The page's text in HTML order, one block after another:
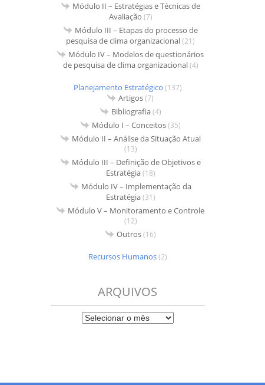
Módulo II – Estratégias e Técnicas de
Avaliação (7)
Módulo III – Etapas do processo de
pesquisa de clima organizacional(21)
Módulo IV – Modelos de questionários
de pesquisa de clima organizacional(4)
Planejamento Estratégico (137)
Artigos(7)
Bibliografia(4)
Módulo I – Conceitos(35)
Módulo II – Análise da Situação Atual
(13)
Módulo III – Definição de Objetivos e
Estratégia(18)
Módulo IV – Implementação da
Estratégia(31)
Módulo V – Monitoramento e Controle
(12)
Outros(16)
Recursos Humanos(2)
ARQUIVOS